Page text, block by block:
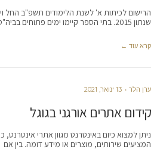
שנתון 2015. בתי הספר קיימו ימים פתוחים בביה"ס
קרא עוד ←
ערן הלר 13 ינואר, 2021
קידום אתרים אורגני בגוגל
ניתן למצוא כיום באינטרנט מגוון אתרי
המציעים שירותים, מוצרים או מידע דומה. בין אם